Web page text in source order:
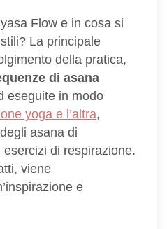
Flow e in cosa si
La principale
della pratica,
di asana
eseguite in modo
yoga e l’altra,
asana di
di respirazione.
viene
e